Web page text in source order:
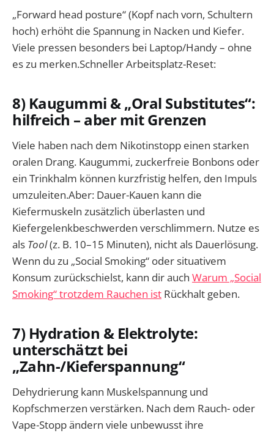
„Forward head posture“ (Kopf nach vorn, Schultern
hoch) erhöht die Spannung in Nacken und Kiefer.
Viele pressen besonders bei Laptop/Handy – ohne
es zu merken.Schneller Arbeitsplatz-Reset:
8) Kaugummi & „Oral Substitutes“:
hilfreich – aber mit Grenzen
Viele haben nach dem Nikotinstopp einen starken
oralen Drang. Kaugummi, zuckerfreie Bonbons oder
ein Trinkhalm können kurzfristig helfen, den Impuls
umzuleiten.Aber: Dauer-Kauen kann die
Kiefermuskeln zusätzlich überlasten und
Kiefergelenkbeschwerden verschlimmern. Nutze es
als Tool(z. B. 10–15 Minuten), nicht als Dauerlösung.
Wenn du zu „Social Smoking“ oder situativem
Konsum zurückschielst, kann dir auch Warum „Social
Smoking“ trotzdem Rauchen ist Rückhalt geben.
7) Hydration & Elektrolyte:
unterschätzt bei
„Zahn-/Kieferspannung“
Dehydrierung kann Muskelspannung und
Kopfschmerzen verstärken. Nach dem Rauch- oder
Vape-Stopp ändern viele unbewusst ihre